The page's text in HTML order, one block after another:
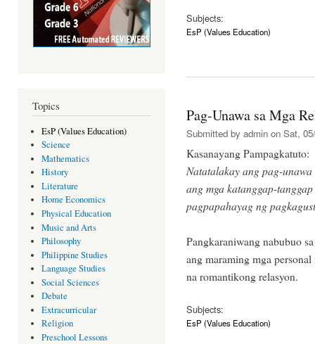
Topics
EsP (Values Education)
Science
Mathematics
History
Literature
Home Economics
Physical Education
Music and Arts
Philosophy
Philippine Studies
Language Studies
Social Sciences
Debate
Extracurricular
Religion
Preschool Lessons
Subjects:
EsP (Values Education)
Pag-Unawa sa Mga
Submitted by admin on Sat,
Kasanayang Pampagkatuto:
Natatalakay ang pag-
ang mga katanggap-
pagpapahayag ng
Pangkaraniwang nabubuo
ang maraming mga
na romantikong relasyon.
Subjects:
EsP (Values Education)